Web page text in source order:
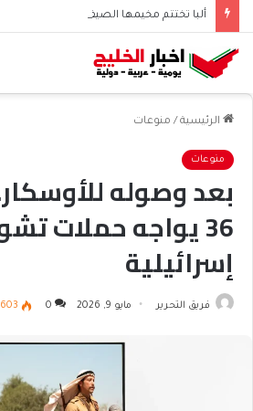
ألبا تختتم مخيمها الصيفي لطلاب البحرين
الرئيسية / منوعات
منوعات
بعد وصوله
36 يواجه حملات
إسرائيلية
فريق التحرير مايو 9, 2026 0
603